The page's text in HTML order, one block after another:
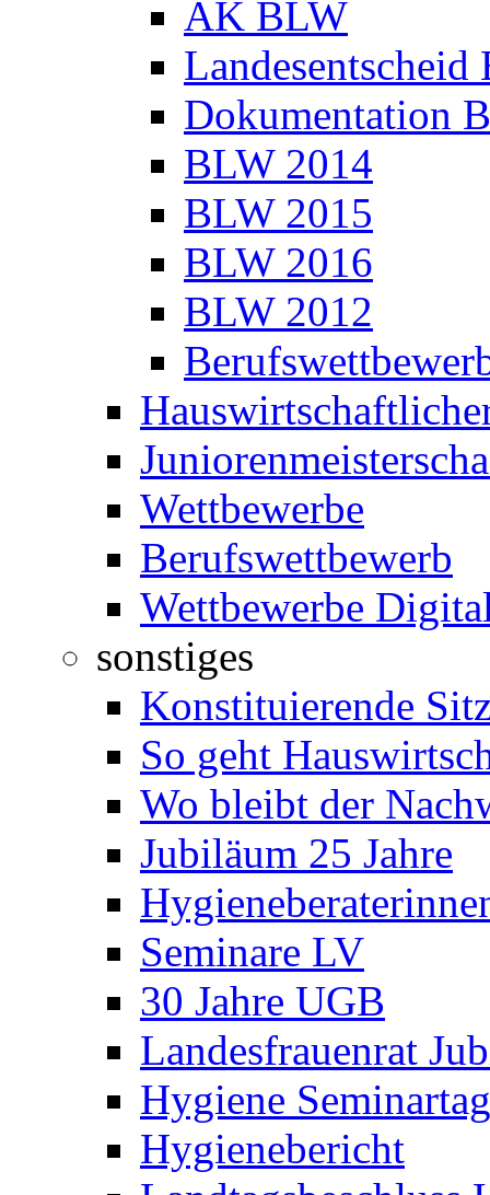
AK BLW
Dokumentation
BLW 2014
BLW 2015
BLW 2016
BLW 2012
Wettbewerbe
Berufswettbewerb
Wettbewerbe
sonstiges
Konstituierende
So geht
Wo bleibt der
Jubiläum 25 Jahre
Seminare LV
30 Jahre UGB
Landesfrauenrat
Hygiene Seminartag
Hygienebericht